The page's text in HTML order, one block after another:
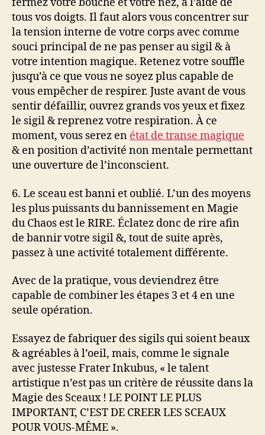
fermez votre bouche et votre nez, à l’aide de
tous vos doigts. Il faut alors vous concentrer sur
la tension interne de votre corps avec comme
souci principal de ne pas penser au sigil & à
votre intention magique. Retenez votre souffle
jusqu’à ce que vous ne soyez plus capable de
vous empêcher de respirer. Juste avant de vous
sentir défaillir, ouvrez grands vos yeux et fixez
le sigil & reprenez votre respiration. À ce
moment, vous serez en état de transe magique
& en position d’activité non mentale permettant
une ouverture de l’inconscient.
6. Le sceau est banni et oublié. L’un des moyens
les plus puissants du bannissement en Magie
du Chaos est le RIRE. Éclatez donc de rire afin
de bannir votre sigil &, tout de suite après,
passez à une activité totalement différente.
Avec de la pratique, vous deviendrez être
capable de combiner les étapes 3 et 4 en une
seule opération.
Essayez de fabriquer des sigils qui soient beaux
& agréables à l’oeil, mais, comme le signale
avec justesse Frater Inkubus, « le talent
artistique n’est pas un critère de réussite dans la
Magie des Sceaux ! LE POINT LE PLUS
IMPORTANT, C’EST DE CREER LES SCEAUX
POUR VOUS-MÊME ».